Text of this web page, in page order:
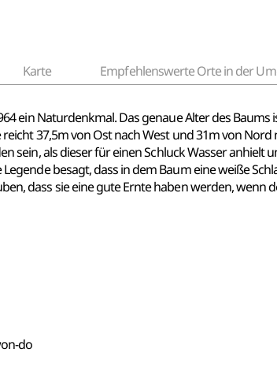
Karte Empfehlenswerte Orte in der
ein Naturdenkmal. Das genaue Alter des
37,5m von Ost nach West und 31m von
sein, als dieser für einen Schluck Wasser anhielt
besagt, dass in dem Baum eine weiße
dass sie eine gute Ernte haben werden, wenn
do